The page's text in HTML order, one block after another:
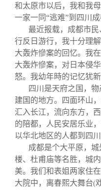
校友讲
校友视
校友服务
终身学
信息化
三创大赛
校友总会
总会简
会长致辞
关闭
和太原市以后，我和我
一家一同“逃难”到四川成
最近报载，成都市
行反日游行，我十分理
大轰炸慘案的回忆。我
大轰炸慘案，对日本侵
怒。我幼年時的记忆犹新
四川是天府之国，
建国的地方。四面环山
汇入长江，流向东方，
的陪都，人民安居乐业
以华北地区的人都到四
成都是个大平原，
楼、杜甫庙等名胜，城
美。我们和表姐两家住
大院中，离春熙大舞台(